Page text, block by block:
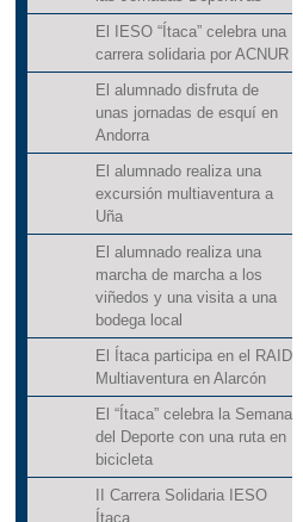
El IESO “Ítaca” celebra una
carrera solidaria por ACNUR
El alumnado disfruta de
unas jornadas de esquí en
Andorra
El alumnado realiza una
excursión multiaventura a
Uña
El alumnado realiza una
marcha de marcha a los
viñedos y una visita a una
bodega local
El Ítaca participa en el RAID
Multiaventura en Alarcón
El “Ítaca” celebra la Semana
del Deporte con una ruta en
bicicleta
II Carrera Solidaria IESO
Ítaca